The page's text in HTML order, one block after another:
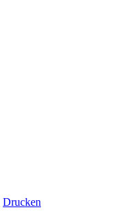
Drucken